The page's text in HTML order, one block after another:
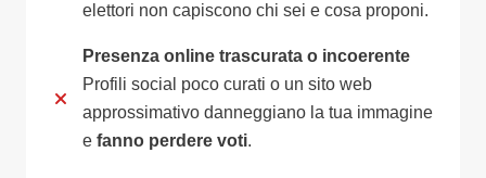
elettori non capiscono chi sei e cosa proponi.
Presenza online trascurata o incoerente
Profili social poco curati o un sito web
approssimativo danneggiano la tua immagine
e fanno perdere voti.